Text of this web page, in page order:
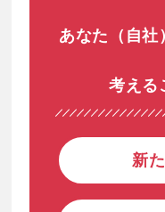
あなた（自社
考える
新